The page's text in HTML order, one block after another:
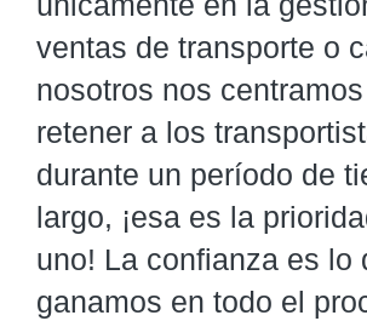
ventas de transporte o
nosotros nos
retener a los
durante un período de
largo, ¡esa es la
uno! La confianza es lo
ganamos en todo el